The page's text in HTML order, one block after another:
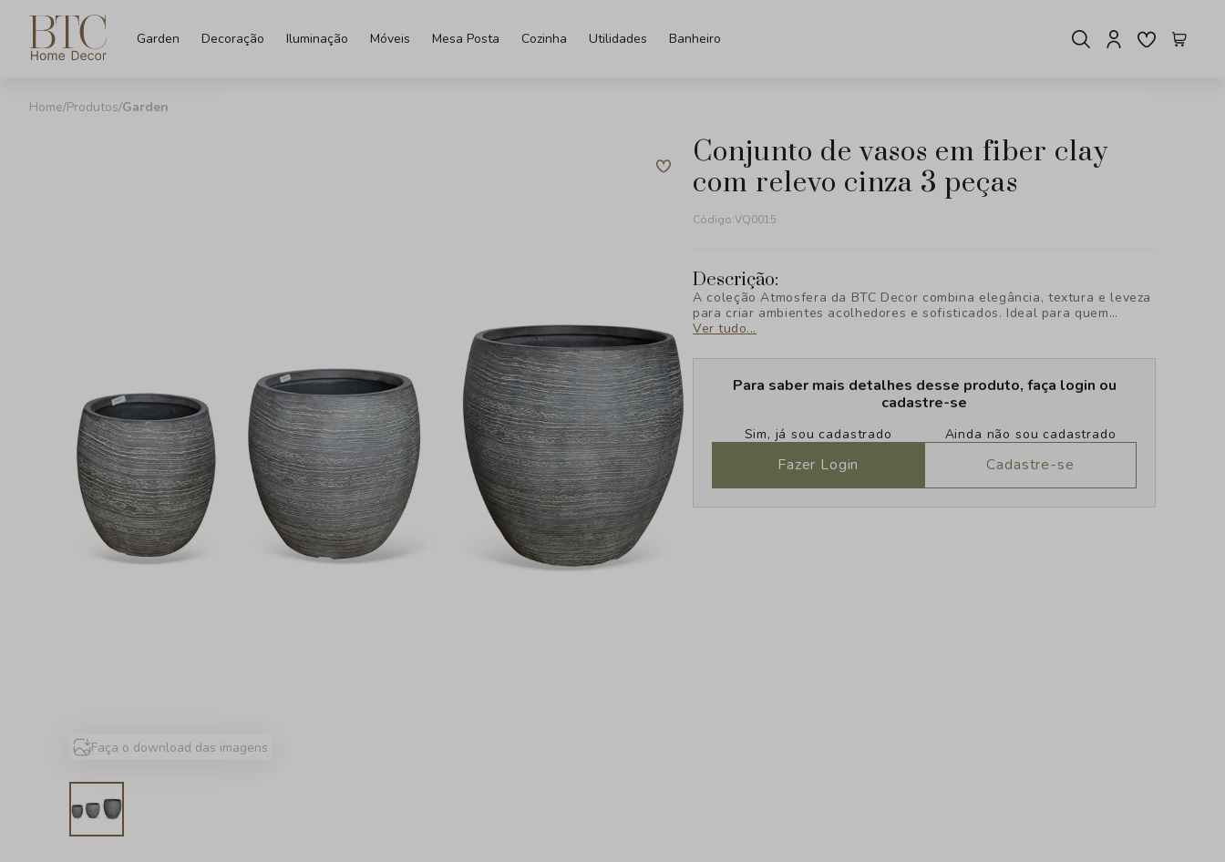
Garden Decoração Iluminação Móveis Mesa Posta Cozinha Utilidades Banheiro
Produtos Garden
Faça o download das imagens
conjunto de vasos em fiber clay
com relevo cinza 3 peças
Código:VQ0015
Descrição:
A coleção Atmosfera da BTC Decor combina elegância, textura e leveza
para criar ambientes acolhedores e sofisticados. Ideal para quem
valoriza design e bem-estar, cada peça foi pensada para transformar
viver a decoração.
Ver tudo...
Para saber mais detalhes desse produto, faça login ou
cadastre-se
Sim, já sou cadastrado
Fazer Login
Ainda não sou cadastrado
Cadastre-se